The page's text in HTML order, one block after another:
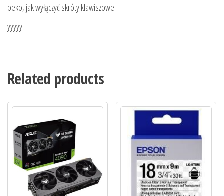
beko, jak wyłączyć skróty klawiszowe
yyyyy
Related products